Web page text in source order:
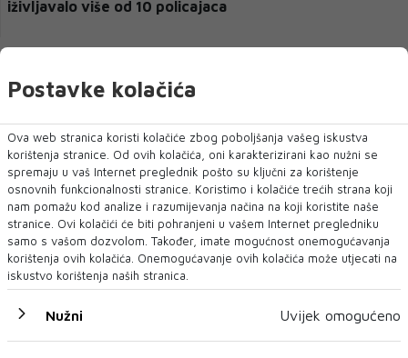
iživljavalo više od 10 policajaca
Beograd: Oporbeni čelnici optužuju vlast da šalje
huligane koji rade kaos (VIDEO)
Postavke kolačića
Ova web stranica koristi kolačiće zbog poboljšanja vašeg iskustva
korištenja stranice. Od ovih kolačića, oni karakterizirani kao nužni se
spremaju u vaš Internet preglednik pošto su ključni za korištenje
osnovnih funkcionalnosti stranice. Koristimo i kolačiće trećih strana koji
nam pomažu kod analize i razumijevanja načina na koji koristite naše
stranice. Ovi kolačići će biti pohranjeni u vašem Internet pregledniku
samo s vašom dozvolom. Također, imate mogućnost onemogućavanja
korištenja ovih kolačića. Onemogućavanje ovih kolačića može utjecati na
iskustvo korištenja naših stranica.
Nužni Uvijek omogućeno